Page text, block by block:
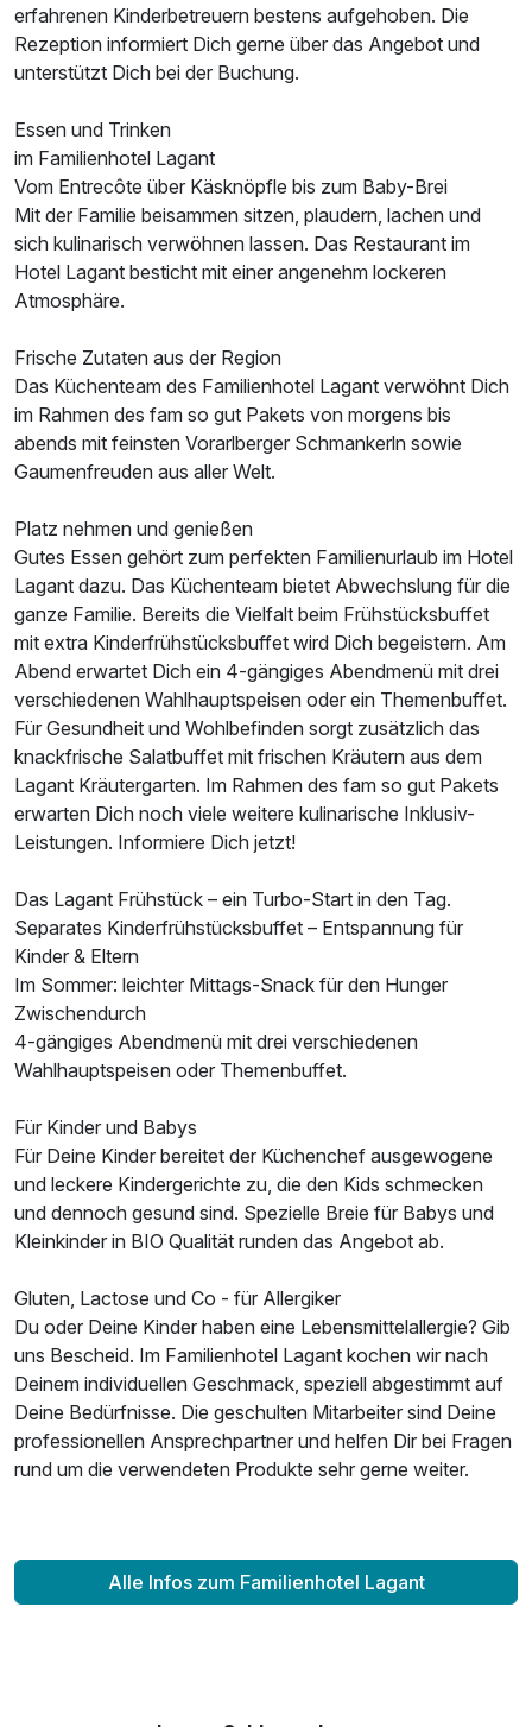
erfahrenen Kinderbetreuern bestens aufgehoben. Die
Rezeption informiert Dich gerne über das Angebot und
unterstützt Dich bei der Buchung.
Essen und Trinken
im Familienhotel Lagant
Vom Entrecôte über Käsknöpfle bis zum Baby-Brei
Mit der Familie beisammen sitzen, plaudern, lachen und
sich kulinarisch verwöhnen lassen. Das Restaurant im
Hotel Lagant besticht mit einer angenehm lockeren
Atmosphäre.
Frische Zutaten aus der Region
Das Küchenteam des Familienhotel Lagant verwöhnt Dich
im Rahmen des fam so gut Pakets von morgens bis
abends mit feinsten Vorarlberger Schmankerln sowie
Gaumenfreuden aus aller Welt.
Platz nehmen und genießen
Gutes Essen gehört zum perfekten Familienurlaub im Hotel
Lagant dazu. Das Küchenteam bietet Abwechslung für die
ganze Familie. Bereits die Vielfalt beim Frühstücksbuffet
mit extra Kinderfrühstücksbuffet wird Dich begeistern. Am
Abend erwartet Dich ein 4-gängiges Abendmenü mit drei
verschiedenen Wahlhauptspeisen oder ein Themenbuffet.
Für Gesundheit und Wohlbefinden sorgt zusätzlich das
knackfrische Salatbuffet mit frischen Kräutern aus dem
Lagant Kräutergarten. Im Rahmen des fam so gut Pakets
erwarten Dich noch viele weitere kulinarische Inklusiv-
Leistungen. Informiere Dich jetzt!
Das Lagant Frühstück – ein Turbo-Start in den Tag.
Separates Kinderfrühstücksbuffet – Entspannung für
Kinder & Eltern
Im Sommer: leichter Mittags-Snack für den Hunger
Zwischendurch
4-gängiges Abendmenü mit drei verschiedenen
Wahlhauptspeisen oder Themenbuffet.
Für Kinder und Babys
Für Deine Kinder bereitet der Küchenchef ausgewogene
und leckere Kindergerichte zu, die den Kids schmecken
und dennoch gesund sind. Spezielle Breie für Babys und
Kleinkinder in BIO Qualität runden das Angebot ab.
Gluten, Lactose und Co - für Allergiker
Du oder Deine Kinder haben eine Lebensmittelallergie? Gib
uns Bescheid. Im Familienhotel Lagant kochen wir nach
Deinem individuellen Geschmack, speziell abgestimmt auf
Deine Bedürfnisse. Die geschulten Mitarbeiter sind Deine
professionellen Ansprechpartner und helfen Dir bei Fragen
rund um die verwendeten Produkte sehr gerne weiter.
Alle Infos zum Familienhotel Lagant